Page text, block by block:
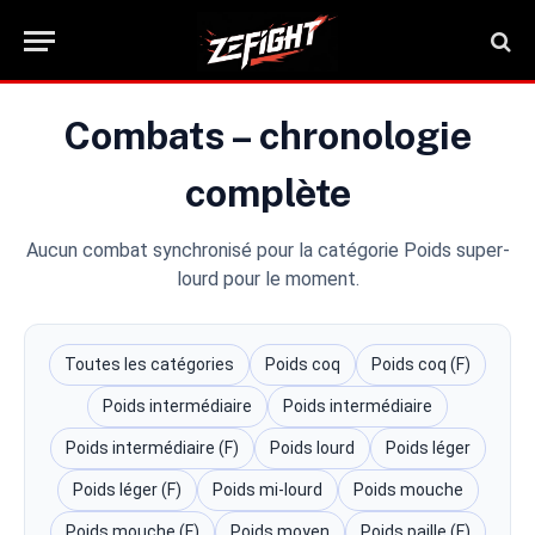
Combats – chronologie
complète
Aucun combat synchronisé pour la catégorie Poids super-
lourd pour le moment.
Toutes les catégories Poids coq Poids coq (F)
Poids intermédiaire Poids intermédiaire
Poids intermédiaire (F) Poids lourd Poids léger
Poids léger (F) Poids mi-lourd Poids mouche